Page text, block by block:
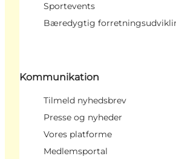
Sportevents
Bæredygtig
Kommunikation
Tilmeld nyhedsbrev
Presse og nyheder
Vores platforme
Medlemsportal